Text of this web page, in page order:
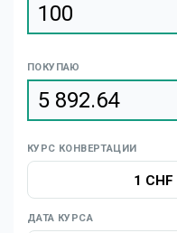
ПОКУПАЮ
КУРС КОНВЕРТАЦИИ
1 CHF
ДАТА КУРСА